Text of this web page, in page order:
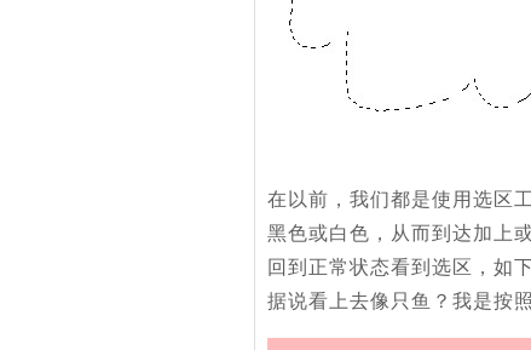
在以前，我们都是使用选区
黑色或白色，从而到达加上
回到正常状态看到选区，如
据说看上去像只鱼？我是按